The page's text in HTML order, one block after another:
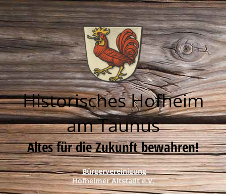
Historisches Hofheim
am Taunus
Altes für die Zukunft bewahren!
Bürgervereinigung
Hofheimer Altstadt e.V.